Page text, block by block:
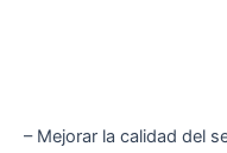
– Mejorar la calidad del